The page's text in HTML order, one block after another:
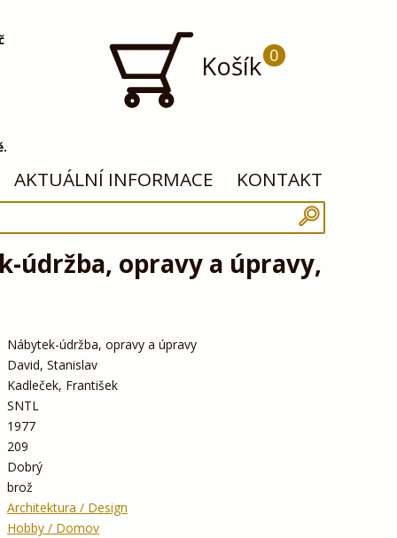
Košík 0
AKTUÁLNÍ INFORMACE KONTAKT
údržba, opravy a úpravy,
Nábytek-údržba, opravy a úpravy
David, Stanislav
Kadleček, František
SNTL
1977
209
Dobrý
brož
Architektura / Design
Hobby / Domov